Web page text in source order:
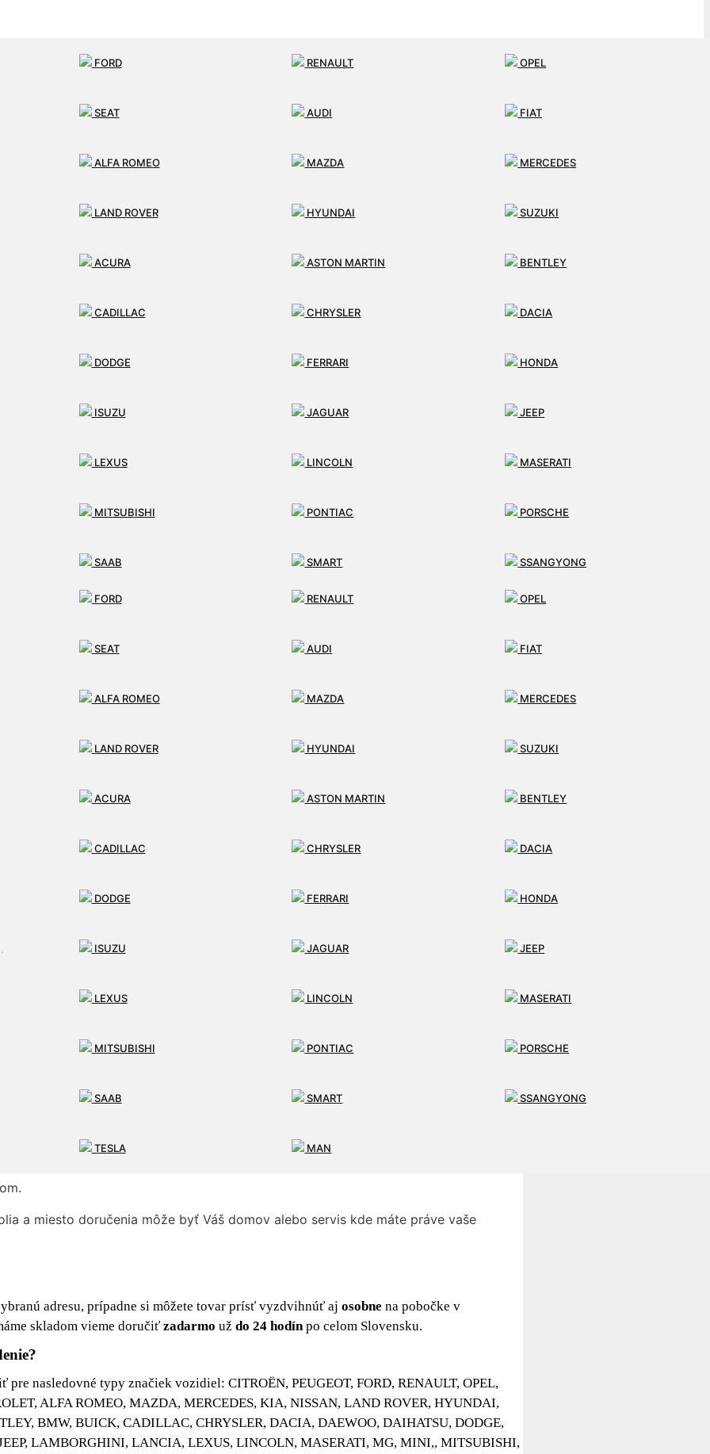
FORD RENAULT OPEL
SEAT AUDI FIAT
ALFA ROMEO MAZDA MERCEDES
LAND ROVER HYUNDAI SUZUKI
ACURA ASTON MARTIN BENTLEY
CADILLAC CHRYSLER DACIA
DODGE FERRARI HONDA
ISUZU JAGUAR JEEP
LEXUS LINCOLN MASERATI
MITSUBISHI PONTIAC PORSCHE
SAAB SMART SSANGYONG
FORD RENAULT OPEL
SEAT AUDI FIAT
ALFA ROMEO MAZDA MERCEDES
LAND ROVER HYUNDAI SUZUKI
ACURA ASTON MARTIN BENTLEY
CADILLAC CHRYSLER DACIA
DODGE FERRARI HONDA
ISUZU JAGUAR JEEP
LEXUS LINCOLN MASERATI
MITSUBISHI PONTIAC PORSCHE
SAAB SMART SSANGYONG
TESLA MAN
vo viac ako 1797 ks repasovaných riadení
servo-riadení Komárno
od objednania s cenou doručenia
po celom Slovensku.
a miesto doručenia môže byť Váš domov alebo servis kde máte práve vaše
adresu, prípadne si môžete tovar prísť vyzdvihnúť aj osobne na pobočke v
skladom vieme doručiť zadarmo už do 24 hodínpo celom Slovensku.
pre nasledovné typy značiek vozidiel: CITROËN, PEUGEOT, FORD, RENAULT, OPEL,
ALFA ROMEO, MAZDA, MERCEDES, KIA, NISSAN, LAND ROVER, HYUNDAI,
BMW, BUICK, CADILLAC, CHRYSLER, DACIA, DAEWOO, DAIHATSU, DODGE,
LAMBORGHINI, LANCIA, LEXUS, LINCOLN, MASERATI, MG, MINI,, MITSUBISHI,